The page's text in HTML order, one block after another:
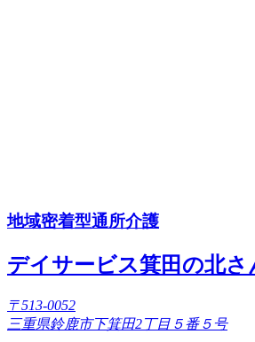
地域密着型通所介護
デイサービス箕田の北さ
〒513-0052
三重県鈴鹿市下箕田2丁目５番５号